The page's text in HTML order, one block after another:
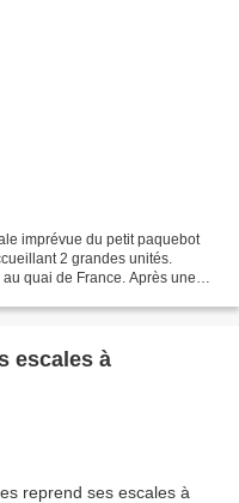
imprévue du petit paquebot
2 grandes unités.
quai de France. Après une
escales à